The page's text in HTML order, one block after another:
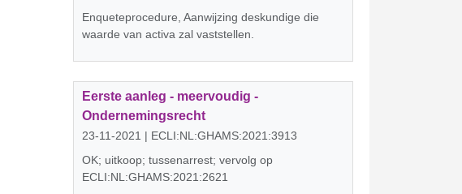
Enqueteprocedure, Aanwijzing deskundige die
waarde van activa zal vaststellen.
Eerste aanleg - meervoudig -
Ondernemingsrecht
23-11-2021 | ECLI:NL:GHAMS:2021:3913
OK; uitkoop; tussenarrest; vervolg op
ECLI:NL:GHAMS:2021:2621